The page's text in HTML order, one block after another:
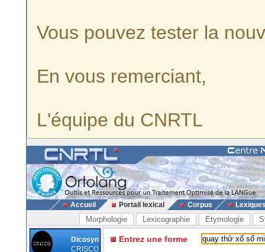
Vous pouvez tester la
En vous remerciant,
L'équipe du CNRTL
Accueil Portail lexical Corpus
Morphologie Lexicographie Etymologie
Dicosyn
CRISCO
Entrez une forme